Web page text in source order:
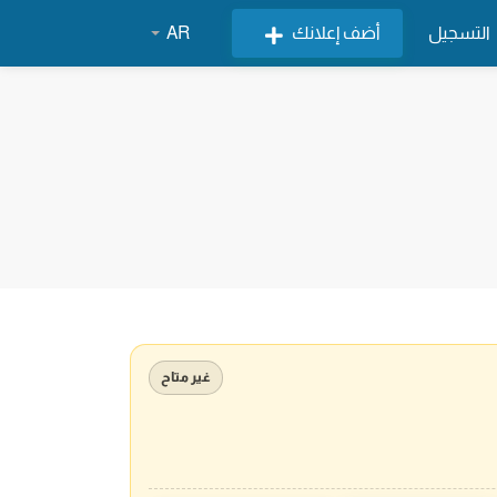
التسجيل أضف إعلانك AR
غير متاح